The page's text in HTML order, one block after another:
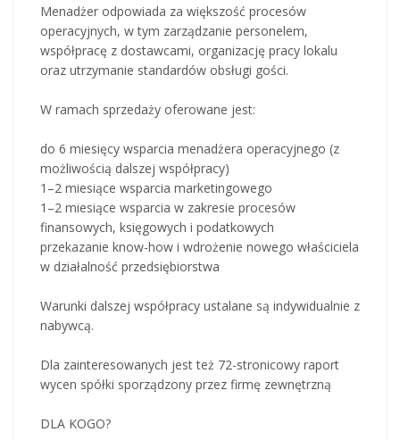
Menadżer odpowiada za większość procesów
operacyjnych, w tym zarządzanie personelem,
współpracę z dostawcami, organizację pracy lokalu
oraz utrzymanie standardów obsługi gości.
W ramach sprzedaży oferowane jest:
do 6 miesięcy wsparcia menadżera operacyjnego (z
możliwością dalszej współpracy)
1–2 miesiące wsparcia marketingowego
1–2 miesiące wsparcia w zakresie procesów
finansowych, księgowych i podatkowych
przekazanie know-how i wdrożenie nowego właściciela
w działalność przedsiębiorstwa
Warunki dalszej współpracy ustalane są indywidualnie z
nabywcą.
Dla zainteresowanych jest też 72-stronicowy raport
wycen spółki sporządzony przez firmę zewnętrzną
DLA KOGO?